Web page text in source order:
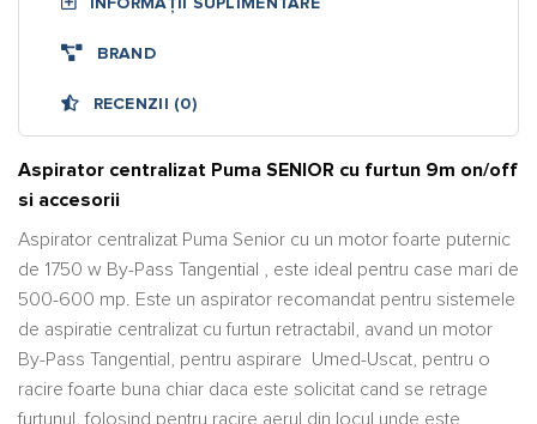
BRAND
RECENZII (0)
Aspirator centralizat Puma SENIOR cu furtun 9m on/off
si accesorii
Aspirator centralizat Puma Senior cu un motor foarte puternic
de 1750 w By-Pass Tangential , este ideal pentru case mari de
500-600 mp. Este un aspirator recomandat pentru sistemele
de aspiratie centralizat cu furtun retractabil, avand un motor
By-Pass Tangential, pentru aspirare Umed-Uscat, pentru o
racire foarte buna chiar daca este solicitat cand se retrage
furtunul, folosind pentru racire aerul din locul unde este